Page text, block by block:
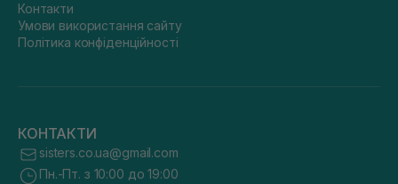
Контакти
Умови використання сайту
Політика конфіденційності
КОНТАКТИ
sisters.co.ua@gmail.com
Пн.-Пт. з 10:00 до 19:00